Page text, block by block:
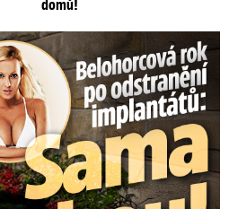
implantátů: Konečně sama sebou